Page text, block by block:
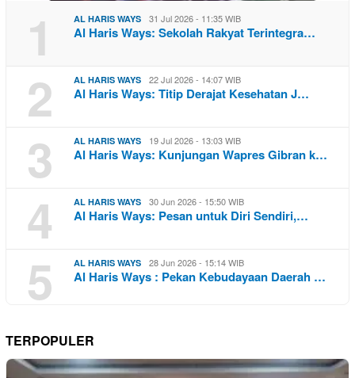
1 AL HARIS WAYS 31 Jul 2026 - 11:35 WIB
Al Haris Ways: Sekolah Rakyat Terintegra…
2 AL HARIS WAYS 22 Jul 2026 - 14:07 WIB
Al Haris Ways: Titip Derajat Kesehatan J…
3 AL HARIS WAYS 19 Jul 2026 - 13:03 WIB
Al Haris Ways: Kunjungan Wapres Gibran k…
4 AL HARIS WAYS 30 Jun 2026 - 15:50 WIB
Al Haris Ways: Pesan untuk Diri Sendiri,…
5 AL HARIS WAYS 28 Jun 2026 - 15:14 WIB
Al Haris Ways : Pekan Kebudayaan Daerah …
TERPOPULER